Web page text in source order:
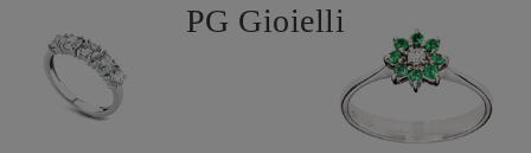
PG Gioielli